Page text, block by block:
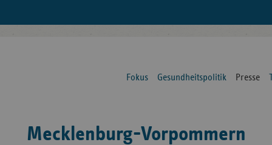
Fokus Gesundheitspolitik Presse
Mecklenburg-Vorpommern